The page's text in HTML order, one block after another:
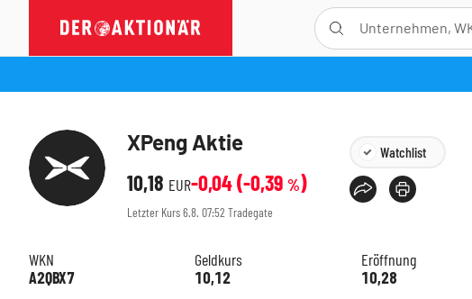
XPeng Aktie
10,18 EUR-0,04(-0,39 %)
Letzter Kurs6.8. 07:52 Tradegate
Watchlist
WKN
A2QBX7
Geldkurs
10,12
Eröffnung
10,28